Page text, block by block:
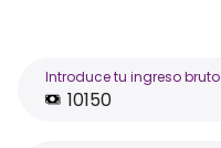
Introduce tu ingreso bruto